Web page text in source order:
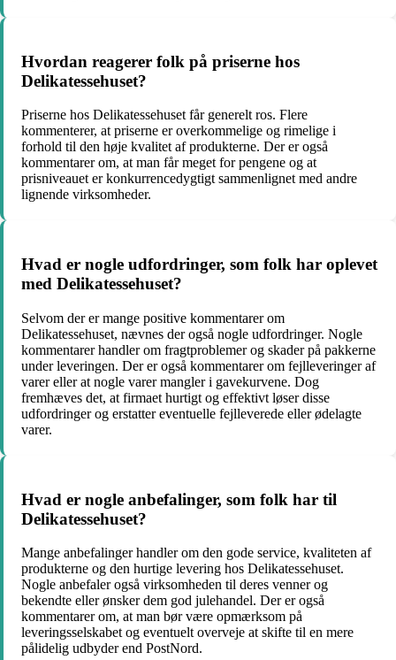
Hvordan reagerer folk på priserne hos
Delikatessehuset?
Priserne hos Delikatessehuset får generelt ros. Flere
kommenterer, at priserne er overkommelige og rimelige i
forhold til den høje kvalitet af produkterne. Der er også
kommentarer om, at man får meget for pengene og at
prisniveauet er konkurrencedygtigt sammenlignet med andre
lignende virksomheder.
Hvad er nogle udfordringer, som folk har oplevet
med Delikatessehuset?
Selvom der er mange positive kommentarer om
Delikatessehuset, nævnes der også nogle udfordringer. Nogle
kommentarer handler om fragtproblemer og skader på pakkerne
under leveringen. Der er også kommentarer om fejlleveringer af
varer eller at nogle varer mangler i gavekurvene. Dog
fremhæves det, at firmaet hurtigt og effektivt løser disse
udfordringer og erstatter eventuelle fejlleverede eller ødelagte
varer.
Hvad er nogle anbefalinger, som folk har til
Delikatessehuset?
Mange anbefalinger handler om den gode service, kvaliteten af
produkterne og den hurtige levering hos Delikatessehuset.
Nogle anbefaler også virksomheden til deres venner og
bekendte eller ønsker dem god julehandel. Der er også
kommentarer om, at man bør være opmærksom på
leveringsselskabet og eventuelt overveje at skifte til en mere
pålidelig udbyder end PostNord.